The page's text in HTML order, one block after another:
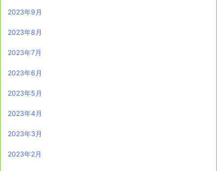
2023年9月
2023年8月
2023年7月
2023年6月
2023年5月
2023年4月
2023年3月
2023年2月